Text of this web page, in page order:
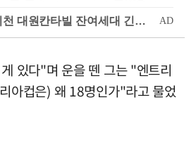
있다"며 운을 뗀 그는 "엔트리
아컵은) 왜 18명인가"라고 물었